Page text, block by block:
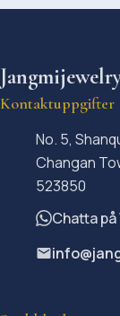
Kontaktuppgifter
No. 5,
Changan
523850
Chatta